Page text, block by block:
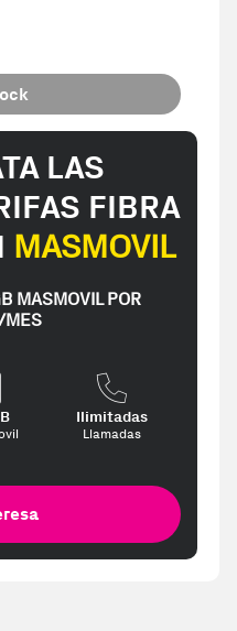
LAS
FIBRA
MASMOVIL
MASMOVIL POR
Ilimitadas
Llamadas